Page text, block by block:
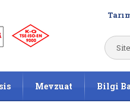
Mevzuat Bilgi